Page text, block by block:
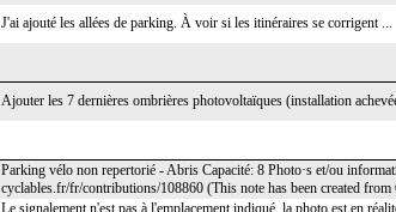
J'ai ajouté les allées de parking. À voir si les itinéraires se corrigent ...
Ajouter les 7 dernières ombrières photovoltaïques (installation
Parking vélo non repertorié - Abris Capacité: 8 Photo·s et/ou
cyclables.fr/fr/contributions/108860 (This note has been created from
Le signalement n'est pas à l'emplacement indiqué, la photo est en